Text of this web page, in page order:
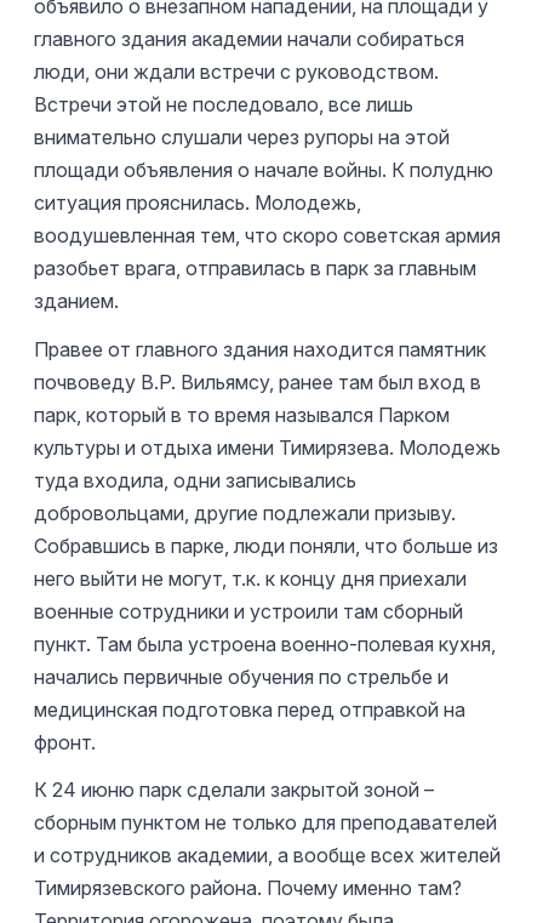
объявило о внезапном нападении, на площади у
главного здания академии начали собираться
люди, они ждали встречи с руководством.
Встречи этой не последовало, все лишь
внимательно слушали через рупоры на этой
площади объявления о начале войны. К полудню
ситуация прояснилась. Молодежь,
воодушевленная тем, что скоро советская армия
разобьет врага, отправилась в парк за главным
зданием.
Правее от главного здания находится памятник
почвоведу В.Р. Вильямсу, ранее там был вход в
парк, который в то время назывался Парком
культуры и отдыха имени Тимирязева. Молодежь
туда входила, одни записывались
добровольцами, другие подлежали призыву.
Собравшись в парке, люди поняли, что больше из
него выйти не могут, т.к. к концу дня приехали
военные сотрудники и устроили там сборный
пункт. Там была устроена военно-полевая кухня,
начались первичные обучения по стрельбе и
медицинская подготовка перед отправкой на
фронт.
К 24 июню парк сделали закрытой зоной –
сборным пунктом не только для преподавателей
и сотрудников академии, а вообще всех жителей
Тимирязевского района. Почему именно там?